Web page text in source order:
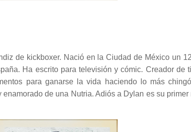
de kickboxer. Nació en la Ciudad de México un
Ha escrito para televisión y cómic. Creador de
para ganarse la vida haciendo lo más
de una Nutria. Adiós a Dylan es su